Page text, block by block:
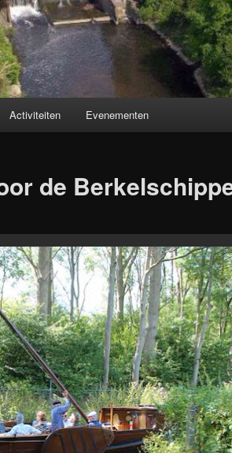
Activiteiten Evenementen
de